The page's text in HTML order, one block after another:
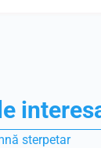
sterpetar